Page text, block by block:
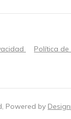
Política de
Powered by